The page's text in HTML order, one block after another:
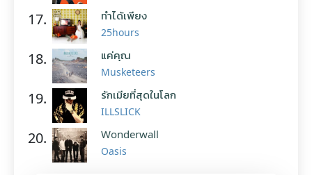
17. ทำได้เพียง
25hours
18. แค่คุณ
Musketeers
19. รักเมียที่สุดในโลก
ILLSLICK
20. Wonderwall
Oasis